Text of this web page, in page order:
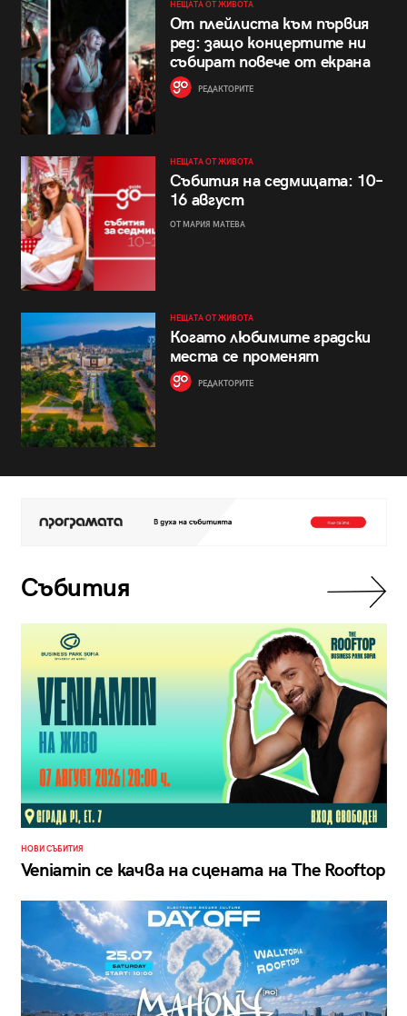
НЕЩАТА ОТ ЖИВОТА
От плейлиста към първия
ред: защо концертите ни
събират повече от екрана
РЕДАКТОРИТЕ
НЕЩАТА ОТ ЖИВОТА
Събития на седмицата: 10–
16 август
ОТ МАРИЯ МАТЕВА
НЕЩАТА ОТ ЖИВОТА
Когато любимите градски
места се променят
РЕДАКТОРИТЕ
Събития
НОВИ СЪБИТИЯ
Veniamin се качва на сцената на The Rooftop